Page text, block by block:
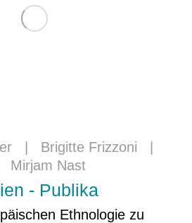
Brigitte Frizzoni
Mirjam Nast
- Publika
Ethnologie zu